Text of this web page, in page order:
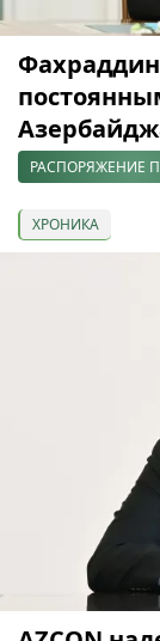
РАСПОРЯЖЕНИЕ
ХРОНИКА